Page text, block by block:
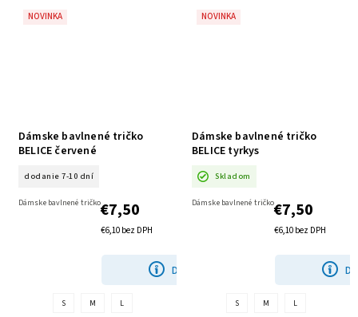
NOVINKA
Dámske bavlnené tričko
BELICE červené
dodanie 7-10 dní
€6,10 bez DPH
€7,50
DETAIL
Dámske bavlnené tričko
S M L
NOVINKA
Dámske bavlnené tričko
BELICE tyrkys
Skladom
€6,10 bez DPH
€7,50
Dámske bavlnené tričko
S M L